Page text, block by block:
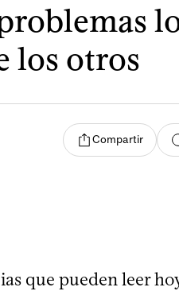
los otros
Compartir
que pueden leer